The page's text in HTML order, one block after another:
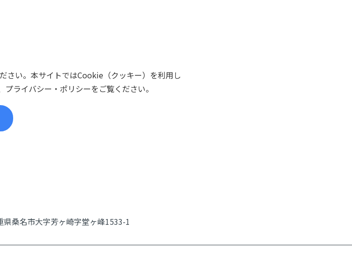
さい。本サイトではCookie（クッキー）を利用し
ライバシー・ポリシーをご覧ください。
桑名市大字芳ヶ崎字堂ヶ峰1533-1